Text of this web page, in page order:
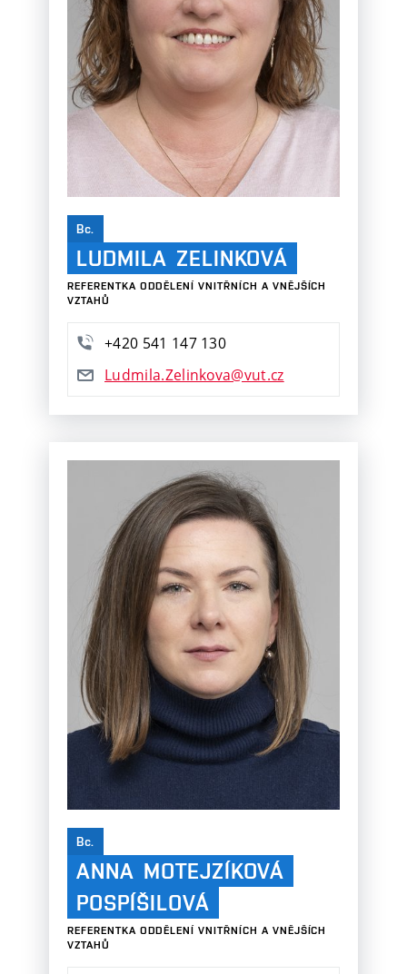
Bc.
LUDMILA ZELINKOVÁ
REFERENTKA ODDĚLENÍ VNITŘNÍCH A VNĚJŠÍCH
VZTAHŮ
+420 541 147130
Ludmila.Zelinkova@vut.cz
Bc.
ANNA MOTEJZÍKOVÁ
POSPÍŠILOVÁ
REFERENTKA ODDĚLENÍ VNITŘNÍCH A VNĚJŠÍCH
VZTAHŮ